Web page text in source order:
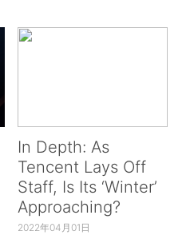
In Depth: As
Tencent Lays Off
Staff, Is Its ‘Winter’
Approaching?
2022年04月01日